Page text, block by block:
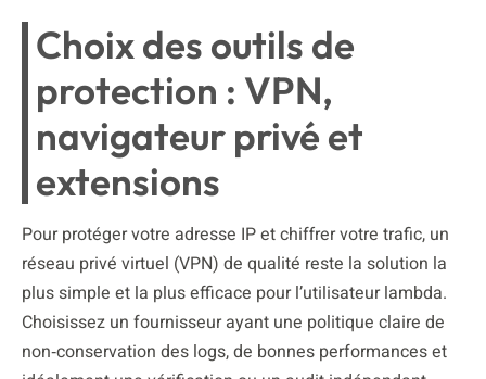
Choix des outils de
protection : VPN,
navigateur privé et
extensions
Pour protéger votre adresse IP et chiffrer votre trafic, un
réseau privé virtuel (VPN) de qualité reste la solution la
plus simple et la plus efficace pour l’utilisateur lambda.
Choisissez un fournisseur ayant une politique claire de
non‑conservation des logs, de bonnes performances et